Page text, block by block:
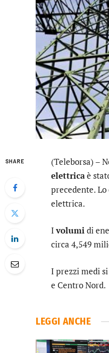
SHARE (Teleborsa) –
elettricaè
precedente.
elettrica.
Ivolumidi
circa 4,549
I prezzi medi
e Centro Nord.
LEGGI ANCHE